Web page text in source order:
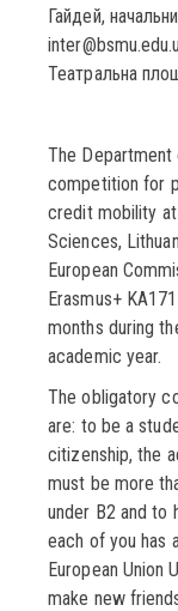
Гайдей,
Театральна
The Department
competition for
credit mobility at
Sciences,
European
Erasmus+
months during
academic year.
The obligatory
are: to be a
citizenship, the
must be more
under B2 and to
each of you has
European Union
make new